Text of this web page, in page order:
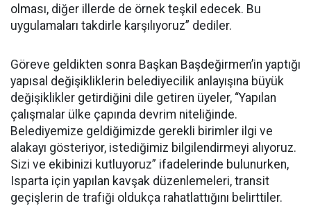
olması, diğer illerde de örnek teşkil edecek. Bu
uygulamaları takdirle karşılıyoruz” dediler.
Göreve geldikten sonra Başkan Başdeğirmen’in yaptığı
yapısal değişikliklerin belediyecilik anlayışına büyük
değişiklikler getirdiğini dile getiren üyeler, “Yapılan
çalışmalar ülke çapında devrim niteliğinde.
Belediyemize geldiğimizde gerekli birimler ilgi ve
alakayı gösteriyor, istediğimiz bilgilendirmeyi alıyoruz.
Sizi ve ekibinizi kutluyoruz” ifadelerinde bulunurken,
Isparta için yapılan kavşak düzenlemeleri, transit
geçişlerin de trafiği oldukça rahatlattığını belirttiler.